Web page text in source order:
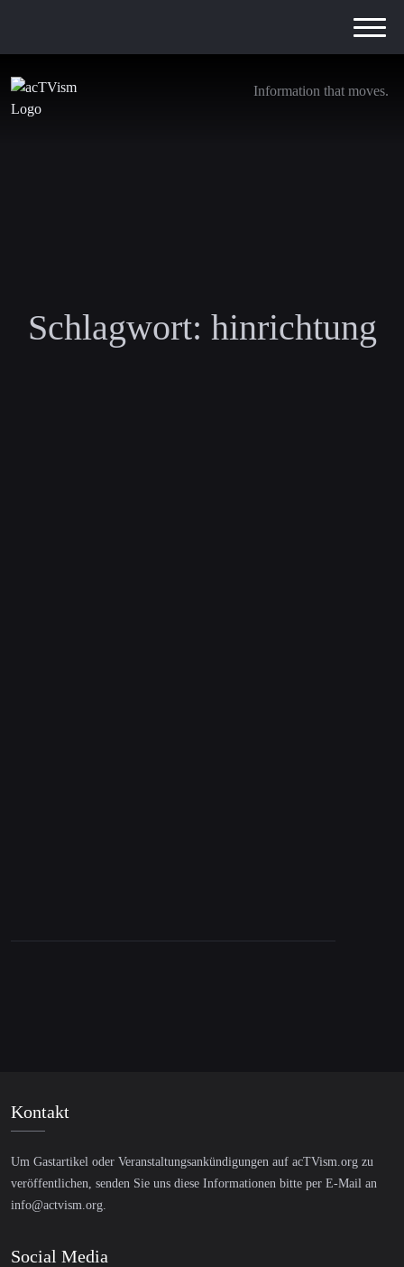
Information that moves.
Schlagwort: hinrichtung
Kontakt
Um Gastartikel oder Veranstaltungsankündigungen auf acTVism.org zu
veröffentlichen, senden Sie uns diese Informationen bitte per E-Mail an
info@actvism.org
Social Media